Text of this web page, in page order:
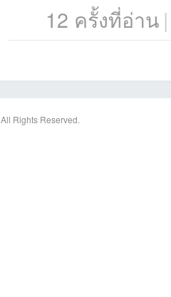
12 ครั้งที่อ่าน |
All Rights Reserved.